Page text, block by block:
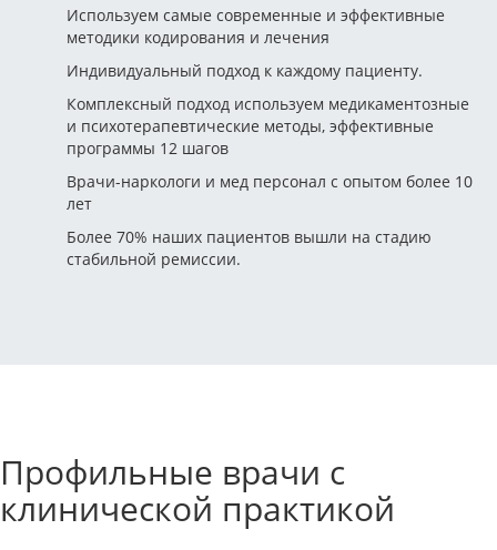
Используем самые современные и эффективные
методики кодирования и лечения
Индивидуальный подход к каждому пациенту.
Комплексный подход используем медикаментозные
и психотерапевтические методы, эффективные
программы 12 шагов
Врачи-наркологи и мед персонал с опытом более 10
лет
Более 70% наших пациентов вышли на стадию
стабильной ремиссии.
Профильные врачи с
клинической практикой